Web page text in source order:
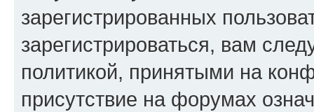
зарегистрированных
зарегистрироваться, вам
политикой, принятыми на
присутствие на форумах